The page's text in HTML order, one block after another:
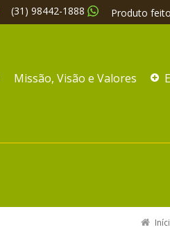
(31) 98442-1888 Produto
Missão, Visão e Valores